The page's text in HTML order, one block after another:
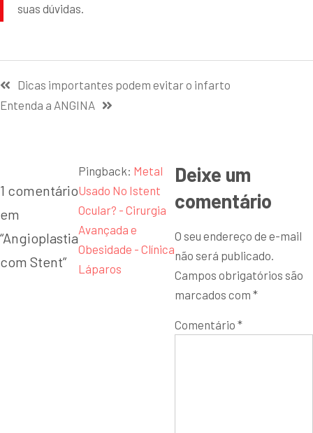
suas dúvidas.
Dicas importantes podem evitar o infarto
Entenda a ANGINA
1 comentário
em
“Angioplastia
com Stent”
Pingback: Metal
Usado No Istent
Ocular? - Cirurgia
Avançada e
Obesidade - Clínica
Láparos
Deixe um
comentário
O seu endereço de e-mail
não será publicado.
Campos obrigatórios são
marcados com *
Comentário *